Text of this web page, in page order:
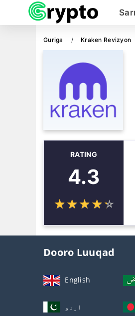
Guriga Kraken Revizyon
RATING
4.3
☆☆☆☆☆
★★★★★
Dooro Luuqad
English
اردو